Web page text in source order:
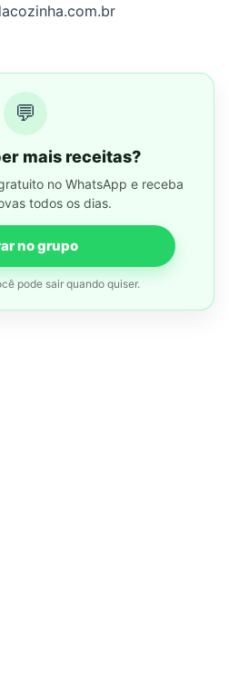
💬
mais receitas?
no WhatsApp e receba
todos os dias.
no grupo
pode sair quando quiser.